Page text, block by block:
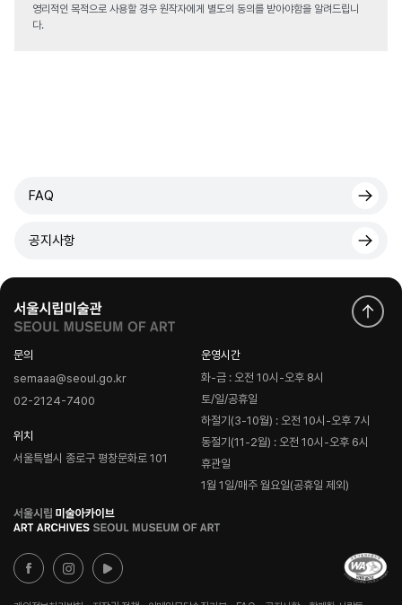
영리적인 목적으로 사용할 경우 원작자에게 별도의 동의를 받아야함을 알려드립니
다.
FAQ
공지사항
문의
semaaa@seoul.go.kr
02-2124-7400
위치
서울특별시 종로구 평창문화로 101
운영시간
화-금 : 오전 10시-오후 8시
토/일/공휴일
하절기(3-10월) : 오전 10시-오후 7시
동절기(11-2월) : 오전 10시-오후 6시
휴관일
1월 1일/매주 월요일(공휴일 제외)
로
고